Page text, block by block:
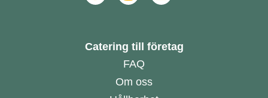
Catering till företag
FAQ
Om oss